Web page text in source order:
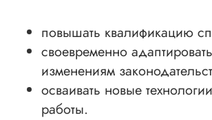
повышать квалификацию
своевременно
изменениям
осваивать новые
работы.